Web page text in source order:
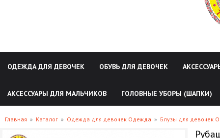
ОДЕЖДА ДЛЯ ДЕВОЧЕК ОБУВЬ ДЛЯ ДЕВОЧЕК
АКСЕССУАРЫ ДЛЯ МАЛЬЧИКОВ ГОЛОВНЫЕ УБОРЫ (ШАПКИ)
Главная » Каталог » Одежда для девочек Одежда » Блузы для девочек